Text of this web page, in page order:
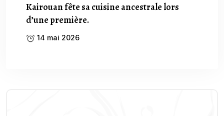
Kairouan fête sa cuisine ancestrale lors
d’une première.
14 mai 2026